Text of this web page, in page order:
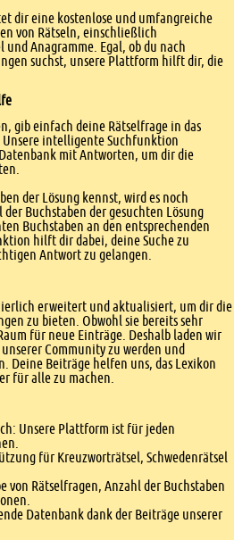
dir eine kostenlose und umfangreiche
von Rätseln, einschließlich
Anagramme. Egal, ob du nach
suchst, unsere Plattform hilft dir, die
gib einfach deine Rätselfrage in das
intelligente Suchfunktion
mit Antworten, um dir die
der Lösung kennst, wird es noch
Buchstaben der gesuchten Lösung
Buchstaben an den entsprechenden
hilft dir dabei, deine Suche zu
Antwort zu gelangen.
erweitert und aktualisiert, um dir die
zu bieten. Obwohl sie bereits sehr
für neue Einträge. Deshalb laden wir
Community zu werden und
Deine Beiträge helfen uns, das Lexikon
für alle zu machen.
Unsere Plattform ist für jeden
für Kreuzworträtsel, Schwedenrätsel
von Rätselfragen, Anzahl der Buchstaben
Datenbank dank der Beiträge unserer